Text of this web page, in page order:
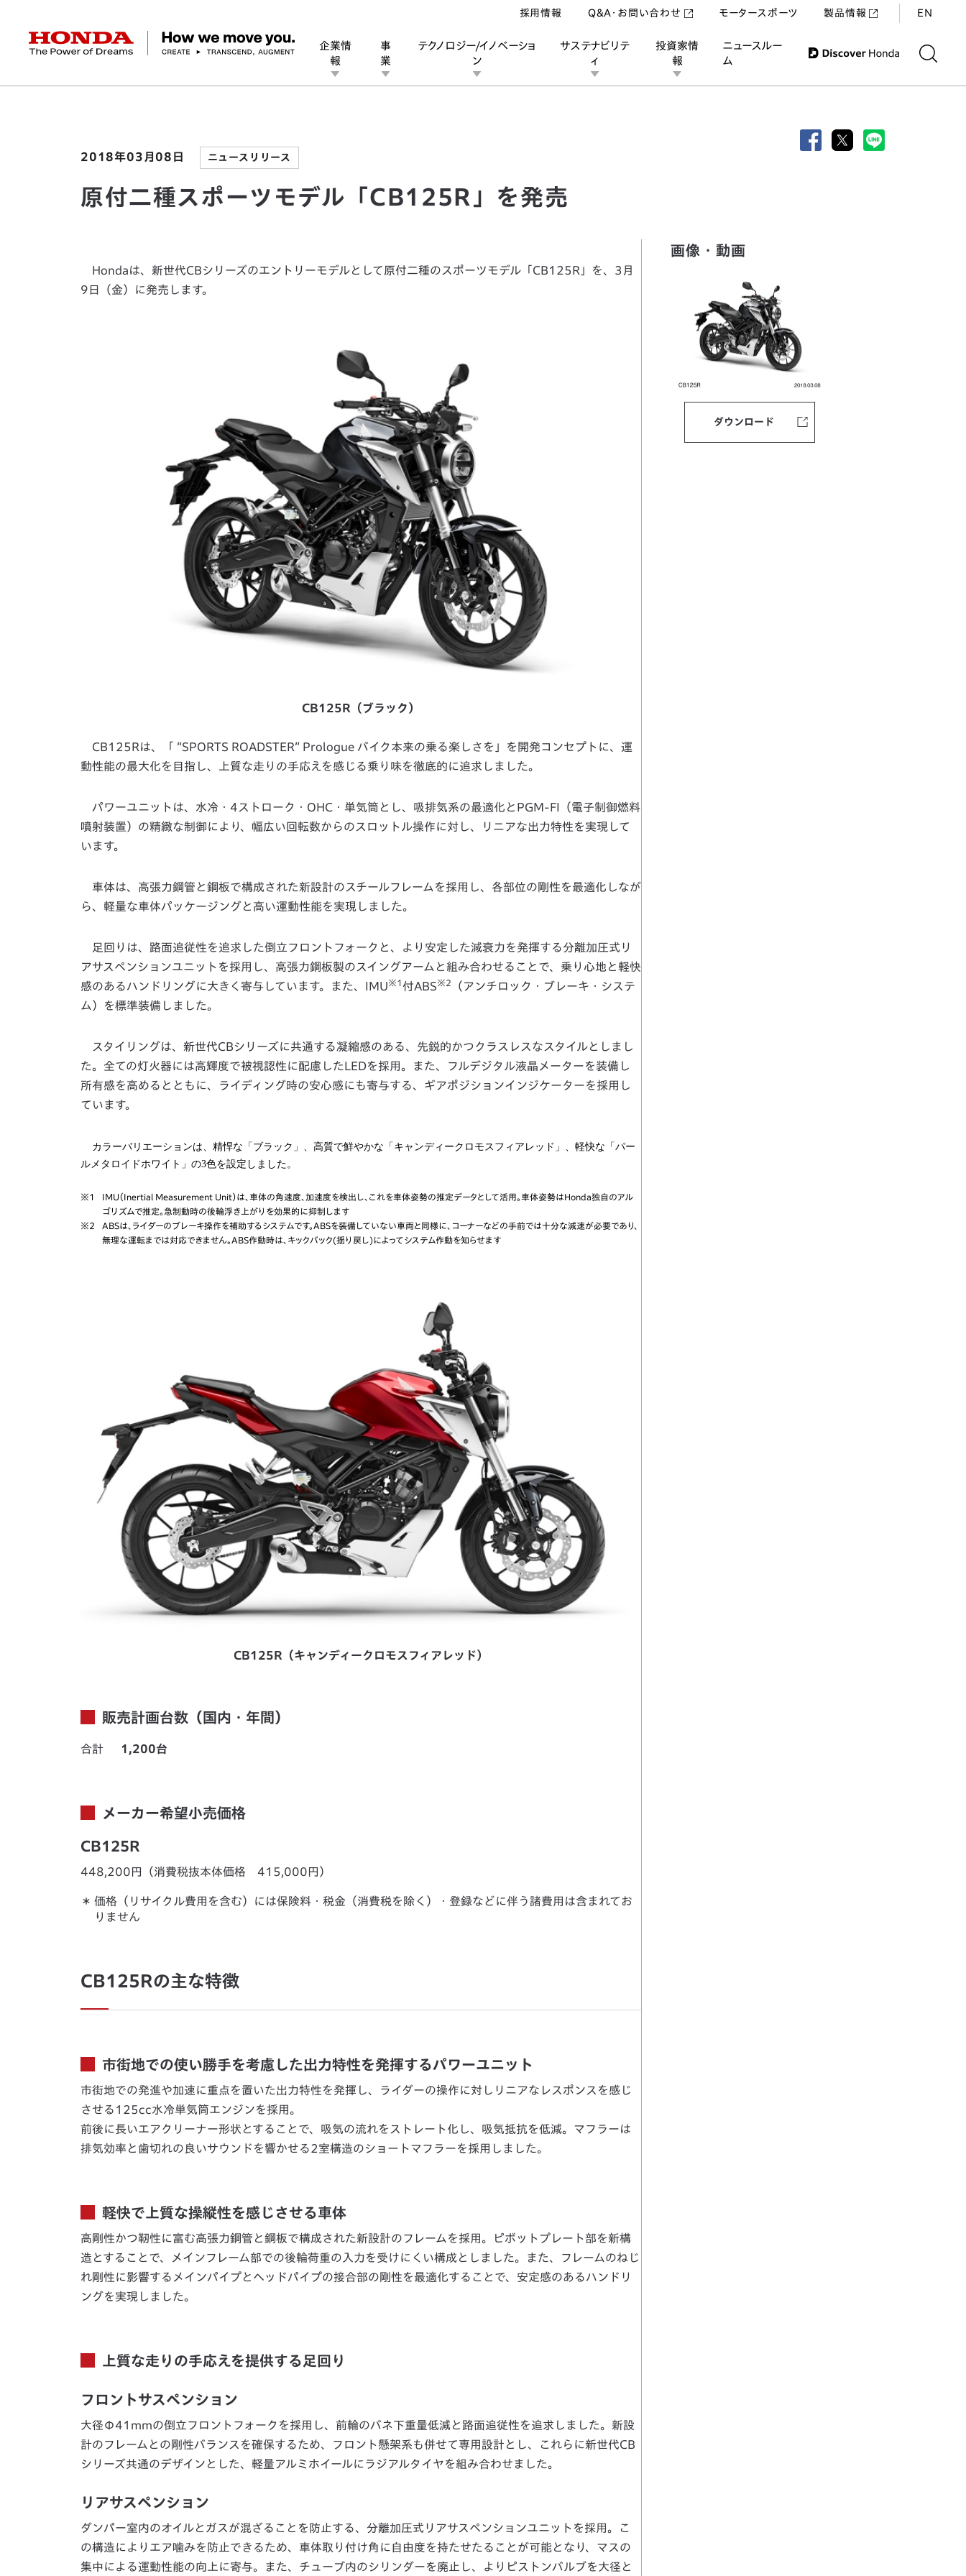
HONDA The Power of Dreams
企業情
報
社長メッセージ 経営方針 会社概要 ヒストリー
事
業
バイク パワープロダクツ マリン その他事業
テクノロジー/イノベーショ
ン
テクノロジー デザイン オープンイノベーション
サステナビリテ
ィ
ESGレポート Honda Report 環境 社会 ガバナンス
投資家情
報
IR資料室 財務・業績情報 株式・債券情報
ニュースルー
ム
ニュースルーム
Discover Honda
採用情報 Q&A・お問い合わせ モータースポーツ 製品情報 EN
原付二種スポーツモデル「CB125R」を発売
2018年03月08日 ニュースリリース
原付二種スポーツモデル「CB125R」を発売
Hondaは、新世代CBシリーズのエントリーモデルとして原付二種のスポーツモデル「CB125R」を、3月
9日（金）に発売します。
CB125R（ブラック）
CB125Rは、「 “SPORTS ROADSTER” Prologue バイク本来の乗る楽しさを」を開発コンセプトに、運
動性能の最大化を目指し、上質な走りの手応えを感じる乗り味を徹底的に追求しました。
パワーユニットは、水冷・4ストローク・OHC・単気筒とし、吸排気系の最適化とPGM-FI（電子制御燃料
噴射装置）の精緻な制御により、幅広い回転数からのスロットル操作に対し、リニアな出力特性を実現して
います。
車体は、高張力鋼管と鋼板で構成された新設計のスチールフレームを採用し、各部位の剛性を最適化しなが
ら、軽量な車体パッケージングと高い運動性能を実現しました。
足回りは、路面追従性を追求した倒立フロントフォークと、より安定した減衰力を発揮する分離加圧式リ
アサスペンションユニットを採用し、高張力鋼板製のスイングアームと組み合わせることで、乗り心地と軽快
感のあるハンドリングに大きく寄与しています。また、IMU※1 付ABS※2
（アンチロック・ブレーキ・システ
ム）を標準装備しました。
スタイリングは、新世代CBシリーズに共通する凝縮感のある、先鋭的かつクラスレスなスタイルとしまし
た。全ての灯火器には高輝度で被視認性に配慮したLEDを採用。また、フルデジタル液晶メーターを装備し
所有感を高めるとともに、ライディング時の安心感にも寄与する、ギアポジションインジケーターを採用し
ています。
カラーバリエーションは、精悍な「ブラック」、高質で鮮やかな「キャンディークロモスフィアレッド」、軽快な「パー
ルメタロイドホワイト」の3色を設定しました。
※1
IMU（Inertial Measurement Unit）は、車体の角速度、加速度を検出し、これを車体姿勢の推定データとして活用。車体姿勢はHonda独自のアル
ゴリズムで推定。急制動時の後輪浮き上がりを効果的に抑制します
※2
ABSは、ライダーのブレーキ操作を補助するシステムです。ABSを装備していない車両と同様に、コーナーなどの手前では十分な減速が必要であり、
無理な運転までは対応できません。ABS作動時は、キックバック(揺り戻し)によってシステム作動を知らせます
CB125R（キャンディークロモスフィアレッド）
販売計画台数（国内・年間）
合計 1,200台
メーカー希望小売価格
CB125R
448,200円（消費税抜本体価格 415,000円）
＊ 価格（リサイクル費用を含む）には保険料・税金（消費税を除く）・登録などに伴う諸費用は含まれてお
りません
CB125Rの主な特徴
市街地での使い勝手を考慮した出力特性を発揮するパワーユニット
市街地での発進や加速に重点を置いた出力特性を発揮し、ライダーの操作に対しリニアなレスポンスを感じ
させる125cc水冷単気筒エンジンを採用。
前後に長いエアクリーナー形状とすることで、吸気の流れをストレート化し、吸気抵抗を低減。マフラーは
排気効率と歯切れの良いサウンドを響かせる2室構造のショートマフラーを採用しました。
軽快で上質な操縦性を感じさせる車体
高剛性かつ靭性に富む高張力鋼管と鋼板で構成された新設計のフレームを採用。ピボットプレート部を新構
造とすることで、メインフレーム部での後輪荷重の入力を受けにくい構成としました。また、フレームのねじ
れ剛性に影響するメインパイプとヘッドパイプの接合部の剛性を最適化することで、安定感のあるハンドリ
ングを実現しました。
上質な走りの手応えを提供する足回り
フロントサスペンション
大径Φ41mmの倒立フロントフォークを採用し、前輪のバネ下重量低減と路面追従性を追求しました。新設
計のフレームとの剛性バランスを確保するため、フロント懸架系も併せて専用設計とし、これらに新世代CB
シリーズ共通のデザインとした、軽量アルミホイールにラジアルタイヤを組み合わせました。
リアサスペンション
ダンパー室内のオイルとガスが混ざることを防止する、分離加圧式リアサスペンションユニットを採用。こ
の構造によりエア噛みを防止できるため、車体取り付け角に自由度を持たせたることが可能となり、マスの
集中による運動性能の向上に寄与。また、チューブ内のシリンダーを廃止し、よりピストンバルブを大径と
画像・動画
ダウンロード